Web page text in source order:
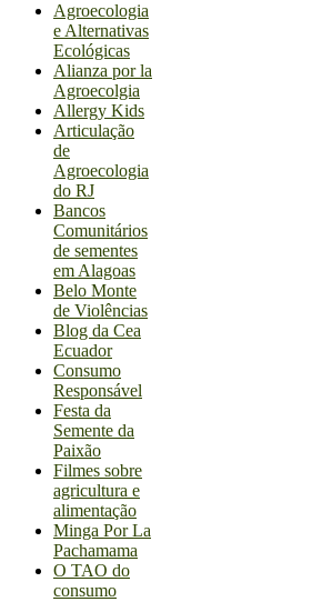
Agroecologia
e Alternativas
Ecológicas
Alianza por la
Agroecolgia
Allergy Kids
Articulação
de
Agroecologia
do RJ
Bancos
Comunitários
de sementes
em Alagoas
Belo Monte
de Violências
Blog da Cea
Ecuador
Consumo
Responsável
Festa da
Semente da
Paixão
Filmes sobre
agricultura e
alimentação
Minga Por La
Pachamama
O TAO do
consumo